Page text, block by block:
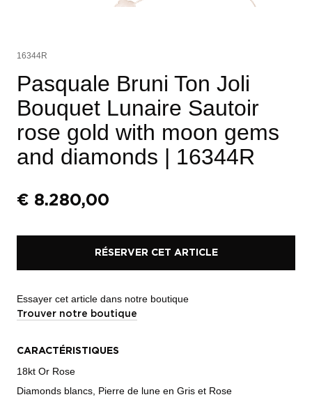
16344R
Pasquale Bruni Ton Joli
Bouquet Lunaire Sautoir
rose gold with moon gems
and diamonds | 16344R
€ 8.280,00
RÉSERVER CET ARTICLE
Essayer cet article dans notre boutique
Trouver notre boutique
CARACTÉRISTIQUES
18kt Or Rose
Diamonds blancs, Pierre de lune en Gris et Rose